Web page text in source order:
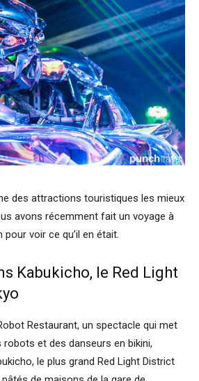
des attractions touristiques les mieux
avons récemment fait un voyage à
voir ce qu’il en était.
Kabukicho, le Red Light
Restaurant, un spectacle qui met
et des danseurs en bikini,
le plus grand Red Light District